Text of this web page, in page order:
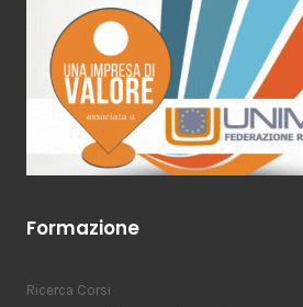
Formazione
Ricerca Corsi